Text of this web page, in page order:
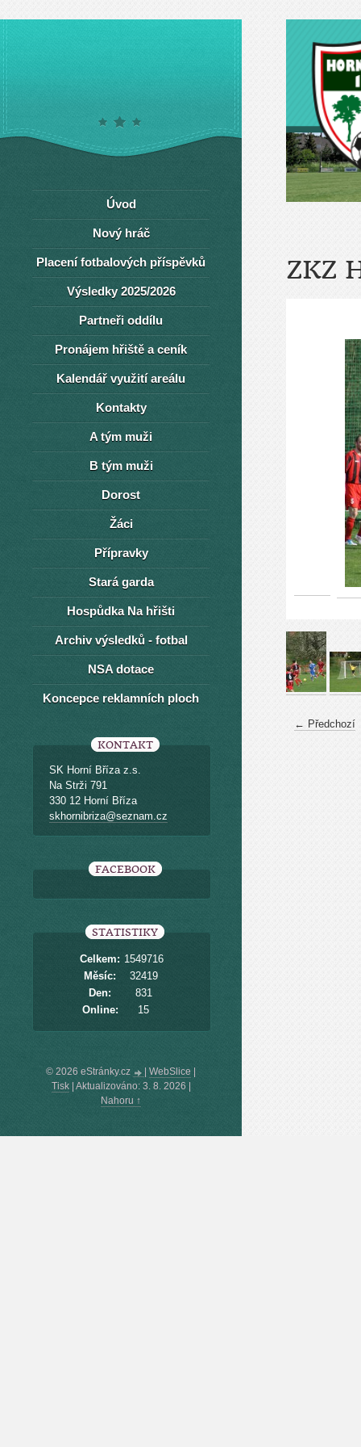
ZKZ
← Předchozí
Úvod
Nový hráč
Placení fotbalových příspěvků
Výsledky 2025/2026
Partneři oddílu
Pronájem hřiště a ceník
Kalendář využití areálu
Kontakty
A tým muži
B tým muži
Dorost
Žáci
Přípravky
Stará garda
Hospůdka Na hřišti
Archiv výsledků - fotbal
NSA dotace
Koncepce reklamních ploch
KONTAKT
SK Horní Bříza z.s.
Na Strži 791
330 12 Horní Bříza
skhornibriza@seznam.cz
FACEBOOK
STATISTIKY
Online: 15
Celkem: 1549716
Měsíc:
32419
Den:
831
© 2026 eStránky.cz WebSlice
Tisk| Aktualizováno: 3. 8. 2026
Nahoru ↑